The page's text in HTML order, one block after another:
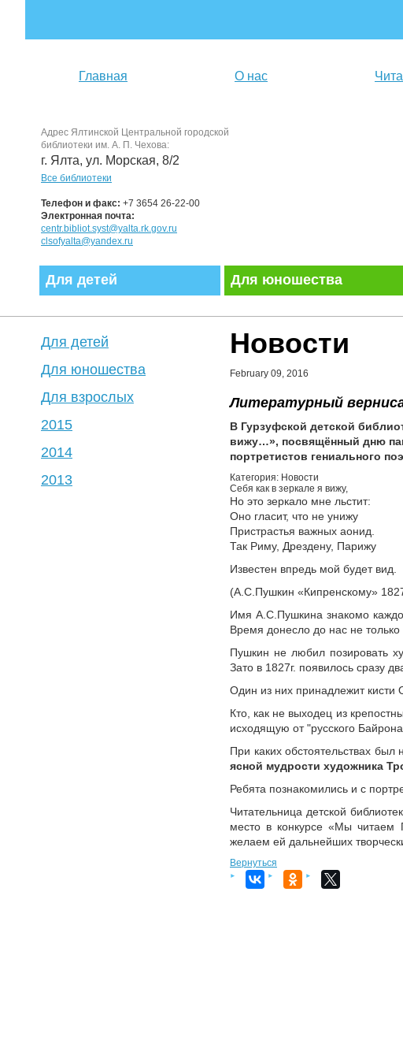
Главная О нас
Адрес Ялтинской Центральной городской
библиотеки им. А. П. Чехова:
г. Ялта, ул. Морская, 8/2
Все библиотеки
Телефон и факс: +7 3654 26-22-00
Электронная почта:
centr.bibliot.syst@yalta.rk.gov.ru
clsofyalta@yandex.ru
Для детей Для юношества
Новости
February 09, 2016
Литературный
В Гурзуфской детской
вижу…», посвящённый дню
портретистов гениального
Категория: Новости
Себя как в зеркале я вижу,
Но это зеркало мне льстит:
Оно гласит, что не унижу
Пристрастья важных аонид.
Так Риму, Дрездену, Парижу
Известен впредь мой будет вид.
(А.С.Пушкин «Кипренскому»
Имя А.С.Пушкина знакомо
Время донесло до нас не
Пушкин не любил позировать
Зато в 1827г. появилось сразу
Один из них принадлежит кисти
Кто, как не выходец из
исходящую от "русского
При каких обстоятельствах был
ясной мудрости художника
Ребята познакомились и с
Читательница детской
место в конкурсе «Мы читаем
желаем ей дальнейших
Вернуться
Для детей
Для юношества
Для взрослых
2015
2014
2013